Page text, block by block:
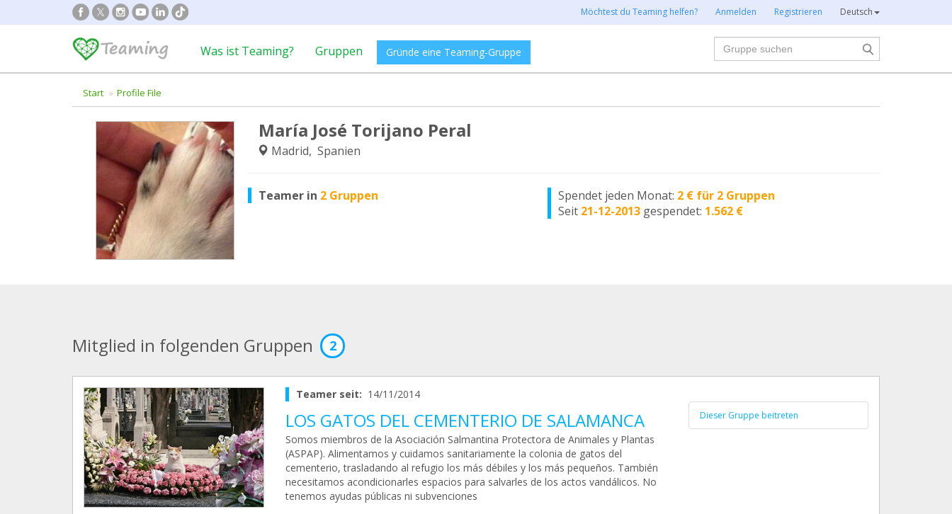
Möchtest du Teaming helfen? Anmelden Registrieren Deutsch
Was ist Teaming? Gruppen Gründe eine Teaming-Gruppe
Suche
Start Profile File
María José Torijano Peral
Madrid, Spanien
Teamer in 2 Gruppen Spendet jeden Monat: 2 € für 2 Gruppen
Seit 21-12-2013 gespendet: 1.562 €
Mitglied in folgenden Gruppen 2
Teamer seit: 14/11/2014
LOS GATOS DEL CEMENTERIO DE SALAMANCA
Somos miembros de la Asociación Salmantina Protectora de Animales y Plantas
(ASPAP). Alimentamos y cuidamos sanitariamente la colonia de gatos del
cementerio, trasladando al refugio los más débiles y los más pequeños. También
necesitamos acondicionarles espacios para salvarles de los actos vandálicos. No
tenemos ayudas públicas ni subvenciones
Dieser Gruppe beitreten